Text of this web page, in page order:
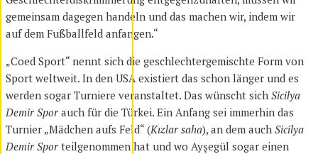
gemeinsam dagegen handeln und das machen wir, indem wir
auf dem Fußballfeld anfangen.“
„Coed Sport“ nennt sich die geschlechtergemischte Form von
Sport weltweit. In den USA existiert das schon länger und es
werden sogar Turniere veranstaltet. Das wünscht sich Sicilya
Demir Sporauch für die Türkei. Ein Anfang sei immerhin das
Turnier „Mädchen aufs Feld“ (Kızlar saha), an dem auch Sicilya
Demir Sporteilgenommen hat und wo Ayşegül sogar einen